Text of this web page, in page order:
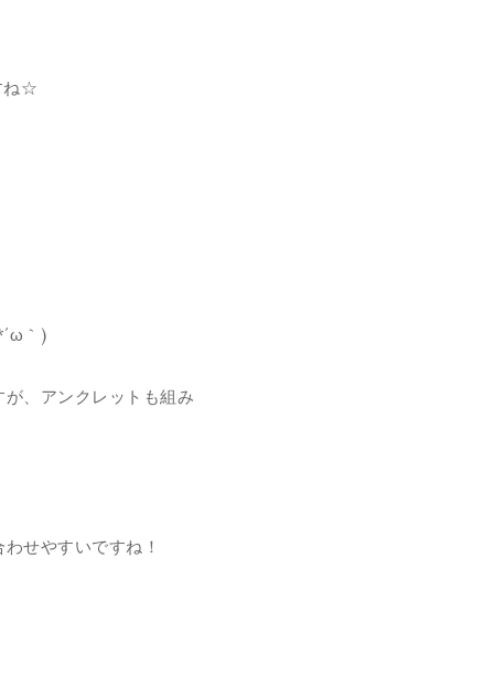
ね☆
｀)
、アンクレットも組み
せやすいですね！